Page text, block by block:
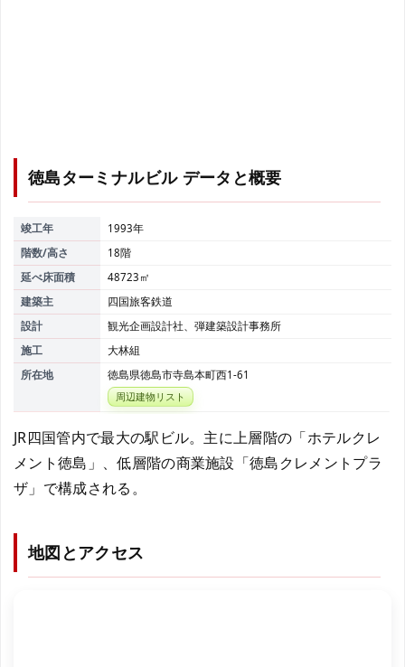
徳島ターミナルビル データと概要
竣工年
1993年
階数/高さ
18階
延べ床面積
48723㎡
建築主
四国旅客鉄道
設計
観光企画設計社、弾建築設計事務所
施工
大林組
所在地
徳島県徳島市寺島本町西1-61
周辺建物リスト
JR四国管内で最大の駅ビル。主に上層階の「ホテルクレ
メント徳島」、低層階の商業施設「徳島クレメントプラ
ザ」で構成される。
地図とアクセス